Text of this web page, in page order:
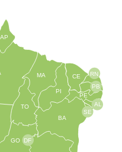
TO
BA
SE
PE
AL
RN
CE
PI
MA
AP
GO DF
PB